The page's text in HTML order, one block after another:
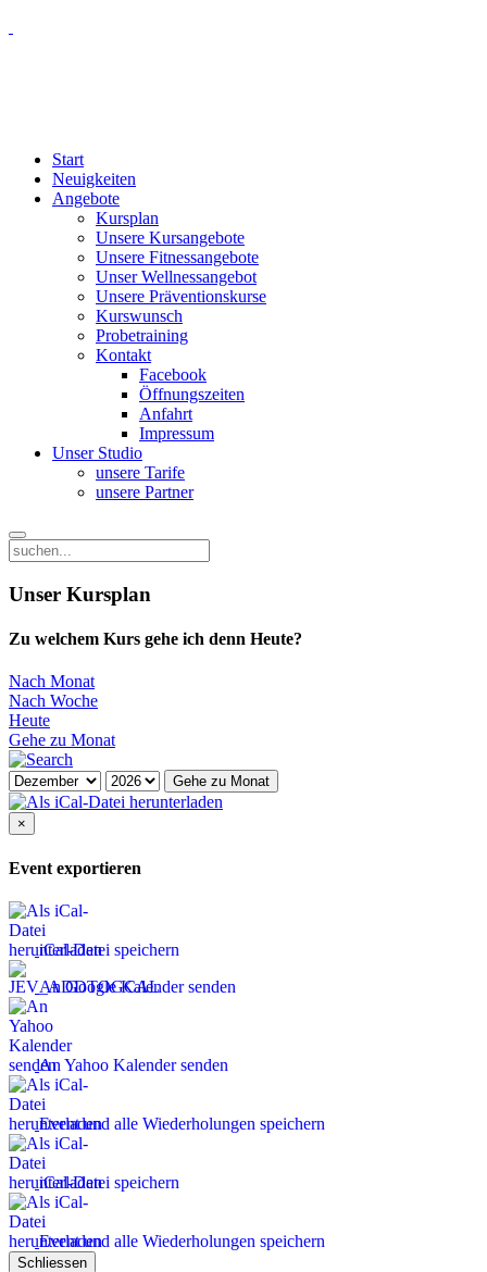
Start
Neuigkeiten
Angebote
Kursplan
Unsere Kursangebote
Unsere Fitnessangebote
Unser Wellnessangebot
Unsere Präventionskurse
Kurswunsch
Probetraining
Kontakt
Facebook
Öffnungszeiten
Anfahrt
Impressum
Unser Studio
unsere Tarife
unsere Partner
Unser Kursplan
Zu welchem Kurs gehe ich denn Heute?
Nach Monat
Nach Woche
Heute
Gehe zu Monat
Gehe zu Monat
×
Event exportieren
iCal-Datei speichern
An Google Kalender senden
An Yahoo Kalender senden
Event und alle Wiederholungen speichern
iCal-Datei speichern
Event und alle Wiederholungen speichern
Schliessen